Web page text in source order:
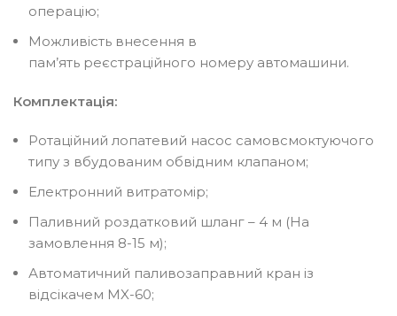
операцію;
Можливість внесення в
пам’ять реєстраційного номеру автомашини.
Комплектація:
Ротаційний лопатевий насос самовсмоктуючого
типу з вбудованим обвідним клапаном;
Електронний витратомір;
Паливний роздатковий шланг – 4 м (На
замовлення 8-15 м);
Автоматичний паливозаправний кран із
відсікачем MX-60;